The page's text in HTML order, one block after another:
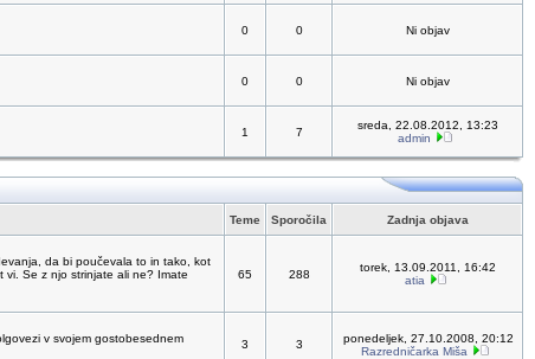
0 0 Ni objav
0 0 Ni objav
1 7
sreda, 22.08.2012, 13:23
admin
Teme Sporočila Zadnja objava
da bi poučevala to in tako, kot
vi. Se z njo strinjate ali ne? Imate
65 288
torek, 13.09.2011, 16:42
atia
v svojem gostobesednem
3 3
ponedeljek, 27.10.2008, 20:12
Razredničarka Miša